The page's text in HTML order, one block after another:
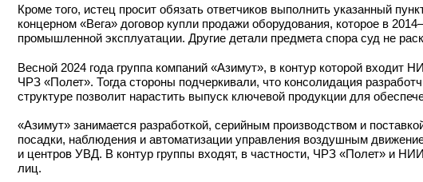
Кроме того, истец просит обязать ответчиков выполнить указанный
концерном «Вега» договор купли продажи оборудования, которое в
промышленной эксплуатации. Другие детали предмета спора суд не
Весной 2024 года группа компаний «Азимут», в контур которой входит
ЧРЗ «Полет». Тогда стороны подчеркивали, что консолидация
структуре позволит нарастить выпуск ключевой продукции для
«Азимут» занимается разработкой, серийным производством и
посадки, наблюдения и автоматизации управления воздушным
и центров УВД. В контур группы входят, в частности, ЧРЗ «Полет» и
лиц.